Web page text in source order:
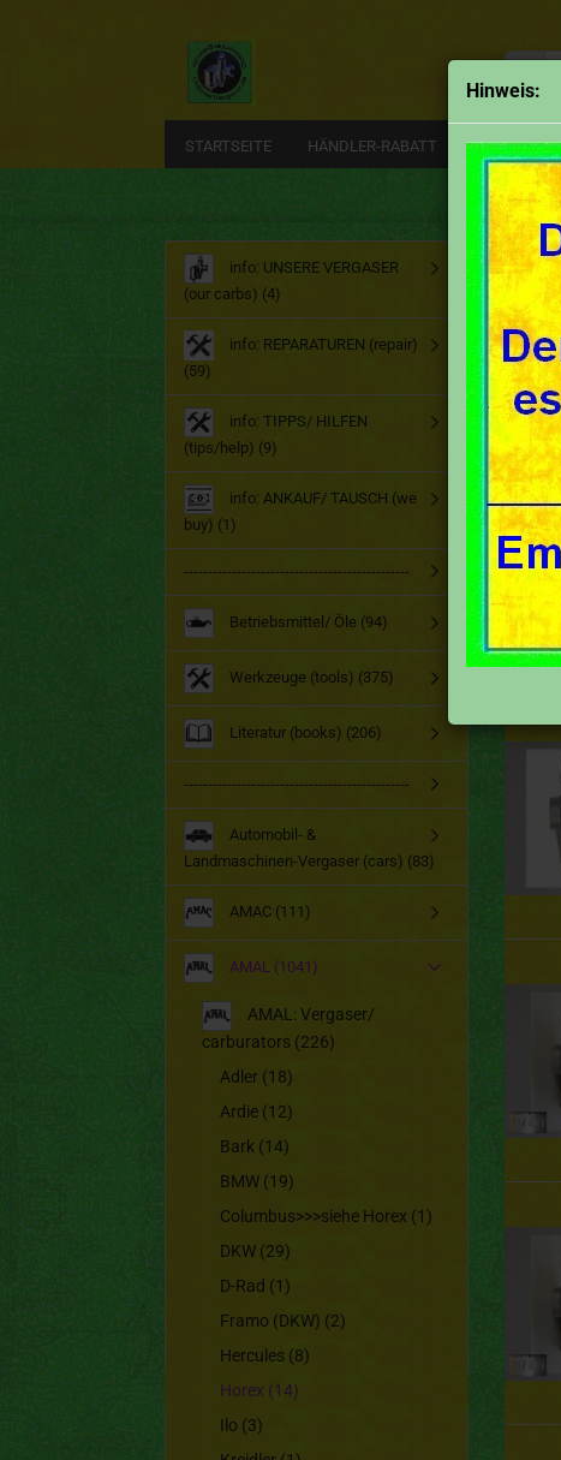
Hinweis:
STARTSEITE HÄNDLER-RABATT EMAIL
Horex
info: UNSERE VERGASER
(our carbs) (4)
info: REPARATUREN (repair)
(59)
info: TIPPS/ HILFEN
(tips/help) (9)
info: ANKAUF/ TAUSCH (we
buy) (1)
-----------------------------------------------
Betriebsmittel/ Öle (94)
Werkzeuge (tools) (375)
Literatur (books) (206)
-----------------------------------------------
Automobil- &
Landmaschinen-Vergaser (cars) (83)
AMAC (111)
AMAL (1041)
AMAL: Vergaser/
carburators (226)
Adler (18)
Ardie (12)
Bark (14)
BMW (19)
Columbus>>>siehe Horex (1)
DKW (29)
D-Rad (1)
Framo (DKW) (2)
Hercules (8)
Horex (14)
Ilo (3)